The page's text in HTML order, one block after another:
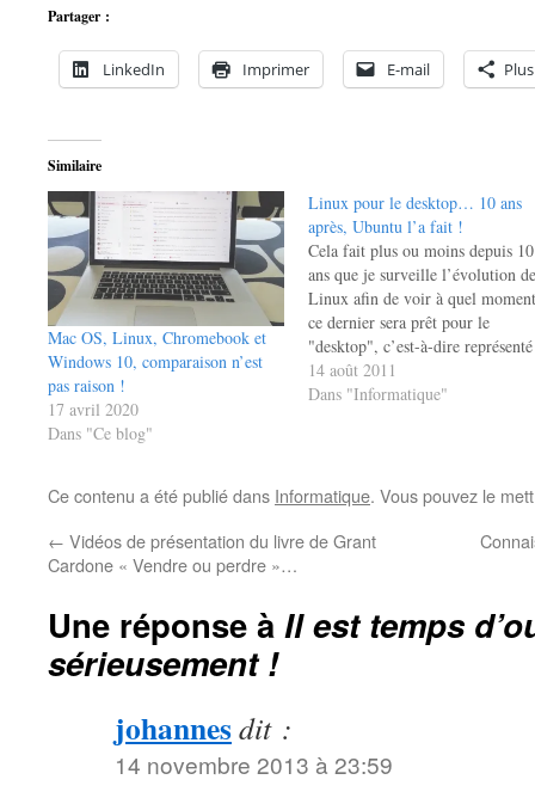
Partager :
LinkedIn Imprimer E-mail Plus
Similaire
Mac OS, Linux, Chromebook et
Windows 10, comparaison n’est
pas raison !
17 avril 2020
Dans "Ce blog"
Linux pour le desktop… 10 ans
après, Ubuntu l’a fait !
Cela fait plus ou moins depuis 10
ans que je surveille l’évolution de
Linux afin de voir à quel moment
ce dernier sera prêt pour le
"desktop", c’est-à-dire représenté
une alternative viable à Windows
ou même Mac OS. Et,
14 août 2011
Dans "Informatique"
Ce contenu a été publié dans Informatique. Vous pouvez le
← Vidéos de présentation du livre de Grant
Cardone « Vendre ou perdre »…
Une réponse à Il est temps
sérieusement !
johannesdit :
14 novembre 2013 à 23:59